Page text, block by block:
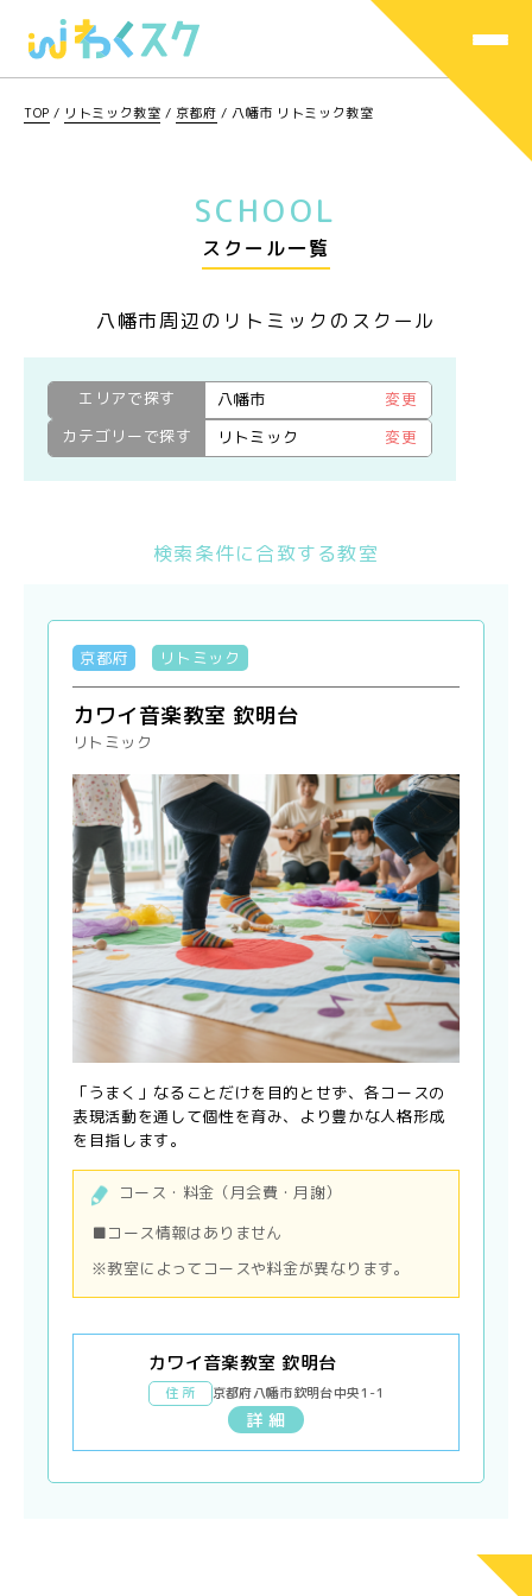
TOP / リトミック教室 / 京都府 /八幡市 リトミック教室
SCHOOL
スクール一覧
八幡市周辺のリトミックのスクール
エリアで探す 八幡市
変更
カテゴリーで探す
リトミック 変更
検索条件に合致する教室
京都府 リトミック
カワイ音楽教室 欽明台
リトミック
「うまく」なることだけを目的とせず、各コースの
表現活動を通して個性を育み、より豊かな人格形成
を目指します。
コース・料金（月会費・月謝）
■コース情報はありません
※教室によってコースや料金が異なります。
カワイ音楽教室 欽明台
住 所 京都府八幡市欽明台中央1-1
詳 細